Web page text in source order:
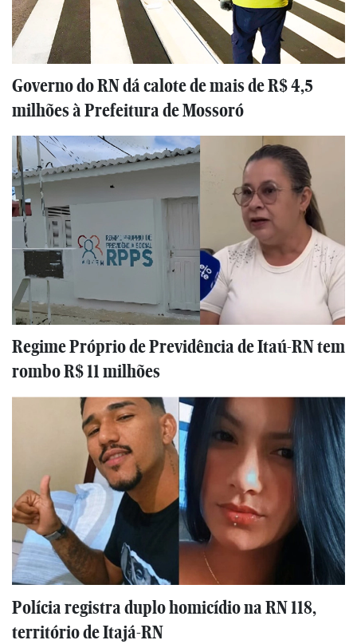
Governo do RN dá calote de mais de R$ 4,5
milhões à Prefeitura de Mossoró
Regime Próprio de Previdência de Itaú-RN tem
rombo R$ 11 milhões
Polícia registra duplo homicídio na RN 118,
território de Itajá-RN